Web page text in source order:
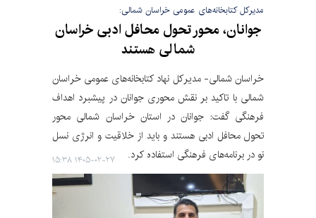
مدیرکل کتابخانه‌های عمومی خراسان شمالی:
جوانان، محور تحول محافل ادبی خراسان
شمالی هستند
خراسان شمالی- مدیرکل نهاد کتابخانه‌های عمومی خراسان
شمالی با تاکید بر نقش محوری جوانان در پیشبرد اهداف
فرهنگی گفت: جوانان در استان خراسان شمالی محور
تحول محافل ادبی هستند و باید از خلاقیت و انرژی نسل
نو در برنامه‌های فرهنگی استفاده کرد.
۱۴۰۵-۰۲-۲۷ ۱۵:۳۸